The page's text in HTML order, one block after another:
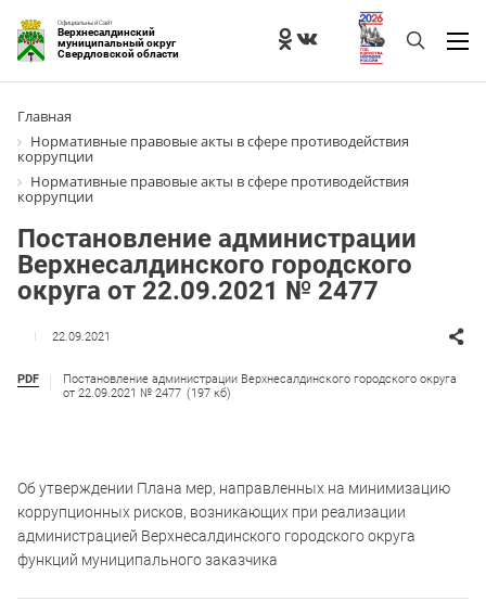
Официальный Сайт
Верхнесалдинский
муниципальный округ
Свердловской области
Главная
Нормативные правовые акты в сфере противодействия
коррупции
Нормативные правовые акты в сфере противодействия
коррупции
Постановление администрации
Верхнесалдинского городского
округа от 22.09.2021 № 2477
22.09.2021
PDF
Постановление администрации Верхнесалдинского городского округа
от 22.09.2021 № 2477 (197 кб)
Об утверждении Плана мер, направленных на минимизацию
коррупционных рисков, возникающих при реализации
администрацией Верхнесалдинского городского округа
функций муниципального заказчика